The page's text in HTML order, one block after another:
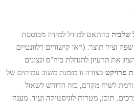
שלביה בהתאם למודל למידה מבוססת
וציר תוצר. (ראו קישורים רלוונטיים
את הרעיון להנהלת ביה"ס ונציגים
פרויקט בצורה זו מזמנת משוב עמיתים של
לשיח מקדם, כזה הדורש לשאול
תוכן, מטרות לוגיסטיקה ועוד. מענה